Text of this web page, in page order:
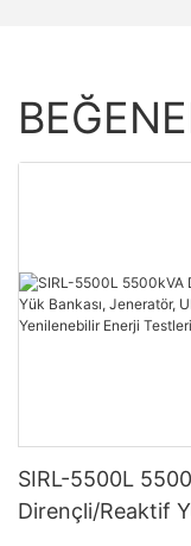
SIRL-5500L
Dirençli/Reaktif